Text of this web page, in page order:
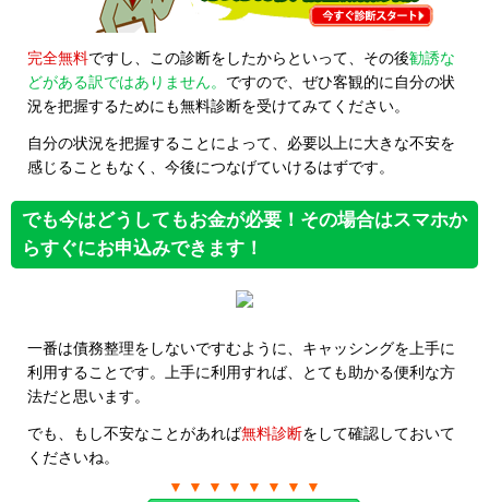
完全無料ですし、この診断をしたからといって、その後勧誘な
どがある訳ではありません。 ですので、ぜひ客観的に自分の状
況を把握するためにも無料診断を受けてみてください。
自分の状況を把握することによって、必要以上に大きな不安を
感じることもなく、今後につなげていけるはずです。
でも今はどうしてもお金が必要！その場合はスマホか
らすぐにお申込みできます！
一番は債務整理をしないですむように、キャッシングを上手に
利用することです。上手に利用すれば、とても助かる便利な方
法だと思います。
でも、もし不安なことがあれば無料診断をして確認しておいて
くださいね。
▼ ▼ ▼ ▼ ▼ ▼ ▼ ▼